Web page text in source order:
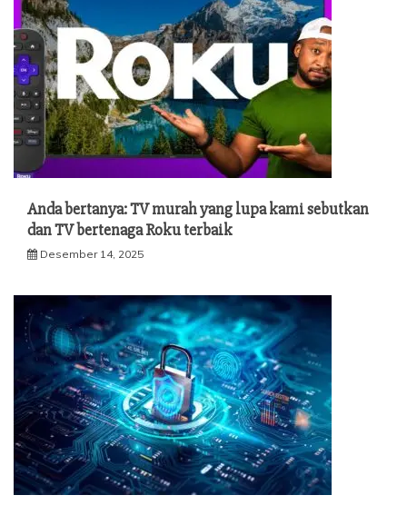
Anda bertanya: TV murah yang lupa kami sebutkan
dan TV bertenaga Roku terbaik
Desember 14, 2025